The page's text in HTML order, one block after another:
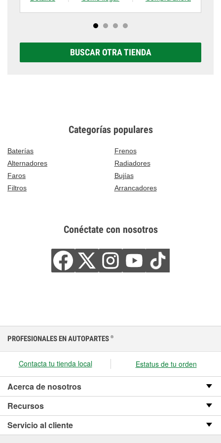
BUSCAR OTRA TIENDA
Categorías populares
Baterías
Frenos
Alternadores
Radiadores
Faros
Bujías
Filtros
Arrancadores
Conéctate con nosotros
PROFESIONALES EN AUTOPARTES ®
Contacta tu tienda local Estatus de tu orden
Acerca de nosotros
Recursos
Servicio al cliente